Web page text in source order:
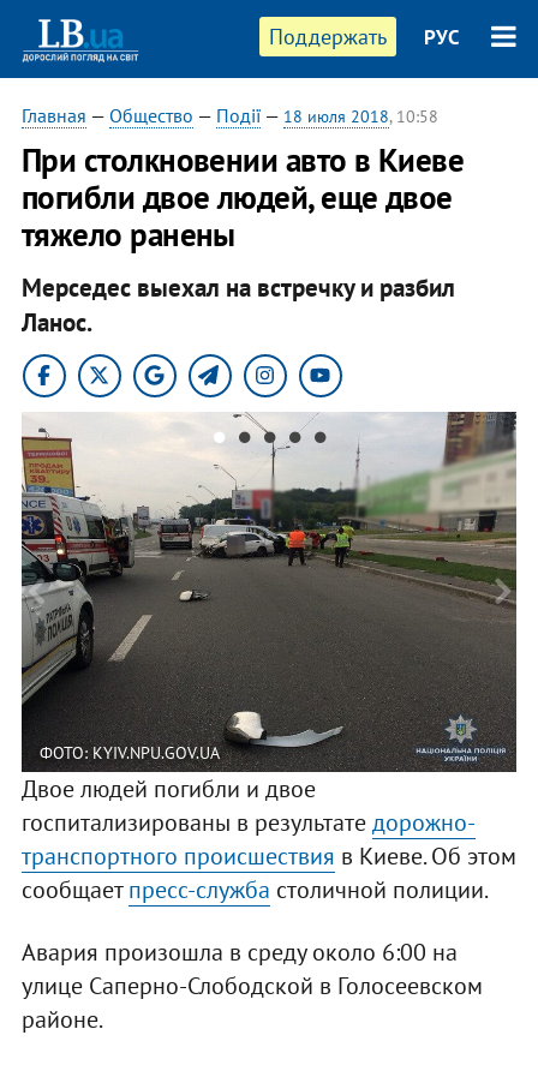
Поддержать РУС
Главная — Общество — Події— 18 июля 2018, 10:58
При столкновении авто в Киеве
погибли двое людей, еще двое
тяжело ранены
Мерседес выехал на встречку и разбил
Ланос.
ФОТО: KYIV.NPU.GOV.UA
Двое людей погибли и двое
госпитализированы в результатедорожно-
транспортного происшествия в Киеве. Об этом
сообщаетпресс-служба столичной полиции.
Авария произошла в среду около 6:00 на
улице Саперно-Слободской в Голосеевском
районе.